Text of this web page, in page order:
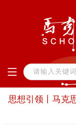
思想引领丨马克